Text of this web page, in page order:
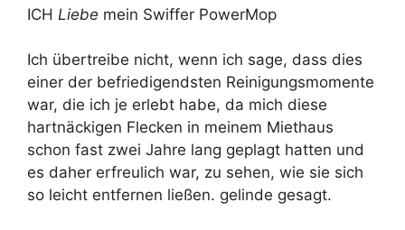
ICH Liebe mein Swiffer PowerMop
Ich übertreibe nicht, wenn ich sage, dass dies
einer der befriedigendsten Reinigungsmomente
war, die ich je erlebt habe, da mich diese
hartnäckigen Flecken in meinem Miethaus
schon fast zwei Jahre lang geplagt hatten und
es daher erfreulich war, zu sehen, wie sie sich
so leicht entfernen ließen. gelinde gesagt.